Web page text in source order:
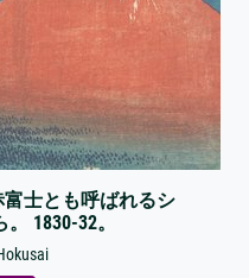
士とも呼ばれるシ
1830-32。